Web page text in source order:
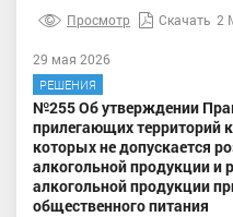
Просмотр Скачать 2
29 мая 2026
РЕШЕНИЯ
№255 Об утверждении
прилегающих территорий
которых не допускается
алкогольной продукции и
алкогольной продукции
общественного питания